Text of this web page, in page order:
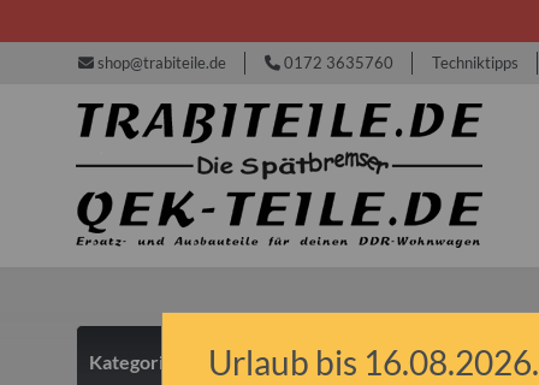
shop@trabiteile.de 0172 3635760 Techniktipps
Kategorien
Urlaub bis